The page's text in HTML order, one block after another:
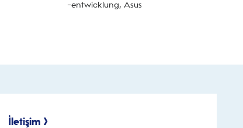
-entwicklung, Asus
İletişim >